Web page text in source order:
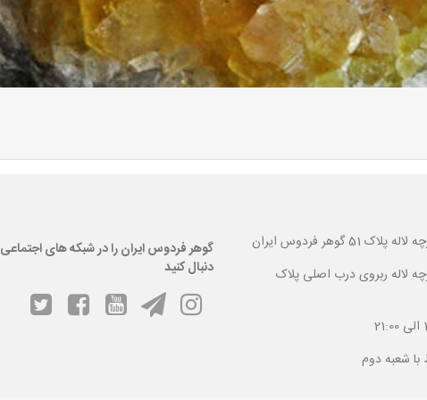
فردوس ایران
لاله ربروی درب اصلی پلاک
گوهر فردوس ایران را در شبکه های اجتماعی
دنبال کنید